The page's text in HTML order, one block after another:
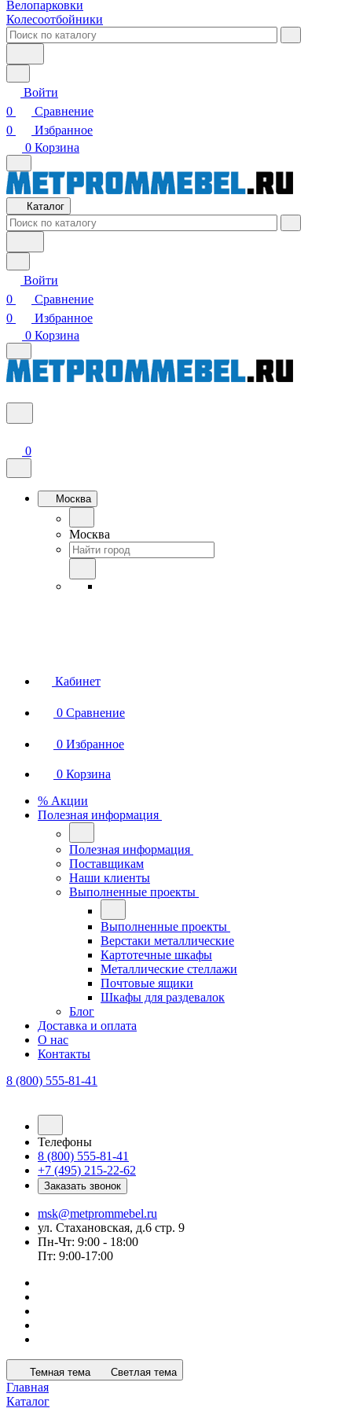
Велопарковки
Колесоотбойники
Войти
0
Сравнение
0
Избранное
0 Корзина
Каталог
Войти
0
Сравнение
0
Избранное
0 Корзина
0
Москва
Москва
Кабинет
0 Сравнение
0 Избранное
0 Корзина
% Акции
Полезная информация
Полезная информация
Поставщикам
Наши клиенты
Выполненные проекты
Выполненные проекты
Верстаки металлические
Картотечные шкафы
Металлические стеллажи
Почтовые ящики
Шкафы для раздевалок
Блог
Доставка и оплата
О нас
Контакты
8 (800) 555-81-41
Телефоны
8 (800) 555-81-41
+7 (495) 215-22-62
Заказать звонок
msk@metprommebel.ru
ул. Стахановская, д.6 стр. 9
Пн-Чт: 9:00 - 18:00
Пт: 9:00-17:00
Темная тема Светлая тема
Главная
Каталог